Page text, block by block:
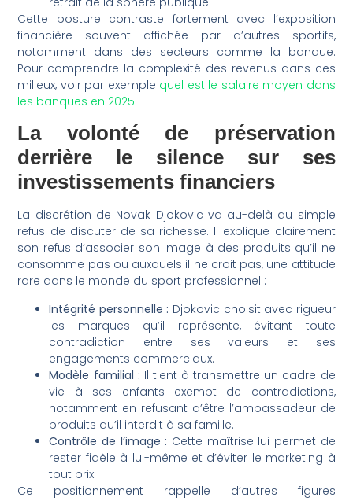
Cette posture contraste fortement avec l’exposition
financière souvent affichée par d’autres sportifs,
notamment dans des secteurs comme la banque.
Pour comprendre la complexité des revenus dans ces
milieux, voir par exemple quel est le salaire moyen dans
les banques en 2025.
La volonté de préservation
derrière le silence sur ses
investissements financiers
La discrétion de Novak Djokovic va au-delà du simple
refus de discuter de sa richesse. Il explique clairement
son refus d’associer son image à des produits qu’il ne
consomme pas ou auxquels il ne croit pas, une attitude
rare dans le monde du sport professionnel :
Intégrité personnelle : Djokovic choisit avec rigueur
les marques qu’il représente, évitant toute
contradiction entre ses valeurs et ses
engagements commerciaux.
Modèle familial : Il tient à transmettre un cadre de
vie à ses enfants exempt de contradictions,
notamment en refusant d’être l’ambassadeur de
produits qu’il interdit à sa famille.
Contrôle de l’image : Cette maîtrise lui permet de
rester fidèle à lui-même et d’éviter le marketing à
tout prix.
Ce positionnement rappelle d’autres figures